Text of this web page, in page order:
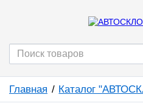
Главная Каталог